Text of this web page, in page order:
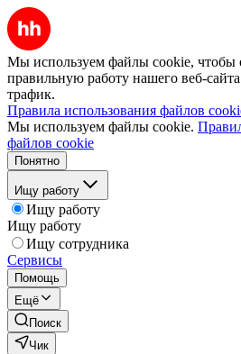
Мы используем файлы cookie, чтобы
правильную работу нашего веб-
трафик.
Правила использования файлов
Мы используем файлы cookie.
файлов cookie
Понятно
Ищу работу
Ищу работу
Ищу работу
Ищу сотрудника
Сервисы
Помощь
Ещё
Поиск
Чик